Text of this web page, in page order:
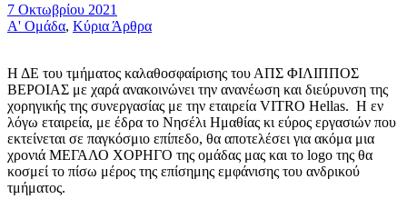
7 Οκτωβρίου 2021
Α' Ομάδα, Κύρια Άρθρα
Η ΔΕ του τμήματος καλαθοσφαίρισης του ΑΠΣ ΦΙΛΙΠΠΟΣ
ΒΕΡΟΙΑΣ με χαρά ανακοινώνει την ανανέωση και διεύρυνση της
χορηγικής της συνεργασίας με την εταιρεία VITRO Hellas. Η εν
λόγω εταιρεία, με έδρα το Νησέλι Ημαθίας κι εύρος εργασιών που
εκτείνεται σε παγκόσμιο επίπεδο, θα αποτελέσει για ακόμα μια
χρονιά ΜΕΓΑΛΟ ΧΟΡΗΓΟ της ομάδας μας και το logo της θα
κοσμεί το πίσω μέρος της επίσημης εμφάνισης του ανδρικού
τμήματος.